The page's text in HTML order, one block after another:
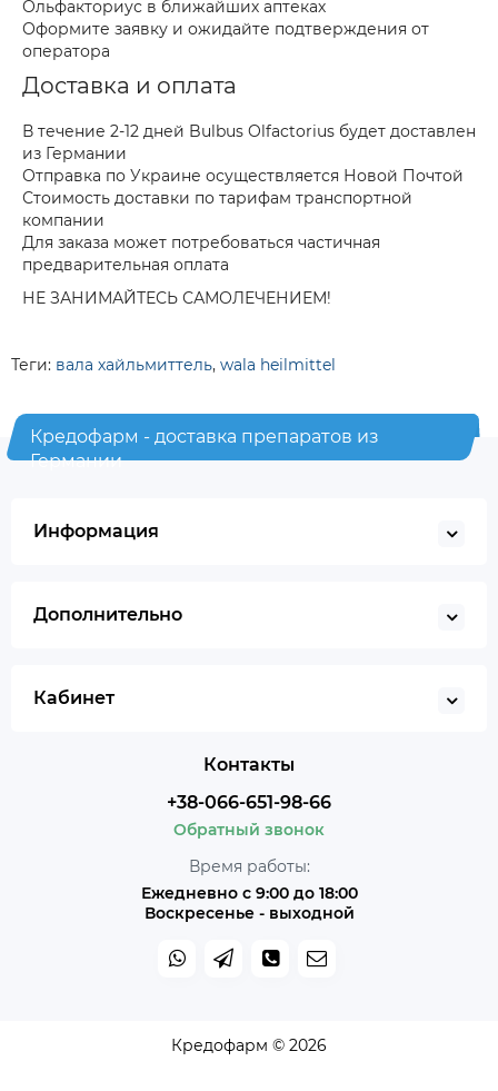
Ольфакториус в ближайших аптеках
Оформите заявку и ожидайте подтверждения от
оператора
Доставка и оплата
В течение 2-12 дней Bulbus Olfactorius будет доставлен
из Германии
Отправка по Украине осуществляется Новой Почтой
Стоимость доставки по тарифам транспортной
компании
Для заказа может потребоваться частичная
предварительная оплата
НЕ ЗАНИМАЙТЕСЬ САМОЛЕЧЕНИЕМ!
Теги: вала хайльмиттель, wala heilmittel
Кредофарм - доставка препаратов из
Германии
Информация
Дополнительно
Кабинет
Контакты
+38-066-651-98-66
Обратный звонок
Время работы:
Ежедневно с 9:00 до 18:00
Воскресенье - выходной
Кредофарм © 2026